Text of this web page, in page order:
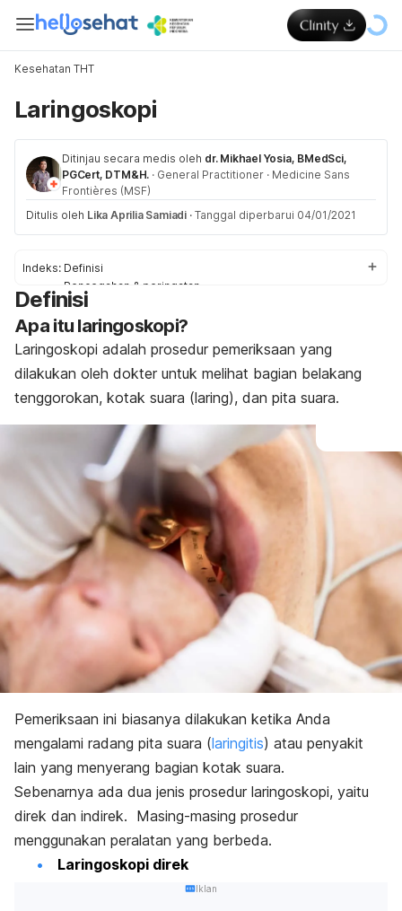
Kesehatan THT
Laringoskopi
Ditinjau secara medis oleh dr. Mikhael Yosia, BMedSci,
PGCert, DTM&H. · General Practitioner · Medicine Sans
Frontières (MSF)
Ditulis oleh Lika Aprilia Samiadi · Tanggal diperbarui 04/01/2021
Indeks: Definisi
Pencegahan & peringatan
Proses
Penjelasan dari Hasil Tes
Definisi
Apa itu laringoskopi?
Laringoskopi adalah prosedur pemeriksaan yang
dilakukan oleh dokter untuk melihat bagian belakang
tenggorokan, kotak suara (laring), dan pita suara.
Pemeriksaan ini biasanya dilakukan ketika Anda
mengalami radang pita suara (laringitis) atau penyakit
lain yang menyerang bagian kotak suara.
Sebenarnya ada dua jenis prosedur laringoskopi, yaitu
direk dan indirek. Masing-masing prosedur
menggunakan peralatan yang berbeda.
Laringoskopi direk
Iklan